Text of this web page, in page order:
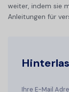
weiter, indem sie
Anleitungen für
Ihre E-Mail